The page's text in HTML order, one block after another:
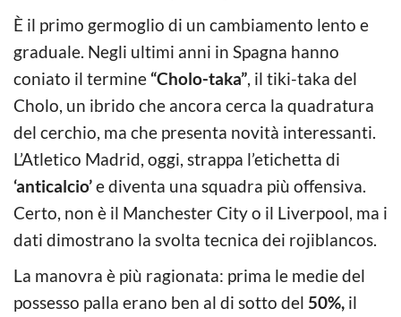
È il primo germoglio di un cambiamento lento e
graduale. Negli ultimi anni in Spagna hanno
coniato il termine “Cholo-taka”, il tiki-taka del
Cholo, un ibrido che ancora cerca la quadratura
del cerchio, ma che presenta novità interessanti.
L’Atletico Madrid, oggi, strappa l’etichetta di
‘anticalcio’e diventa una squadra più offensiva.
Certo, non è il Manchester City o il Liverpool, ma i
dati dimostrano la svolta tecnica dei rojiblancos.
La manovra è più ragionata: prima le medie del
possesso palla erano ben al di sotto del 50%, il